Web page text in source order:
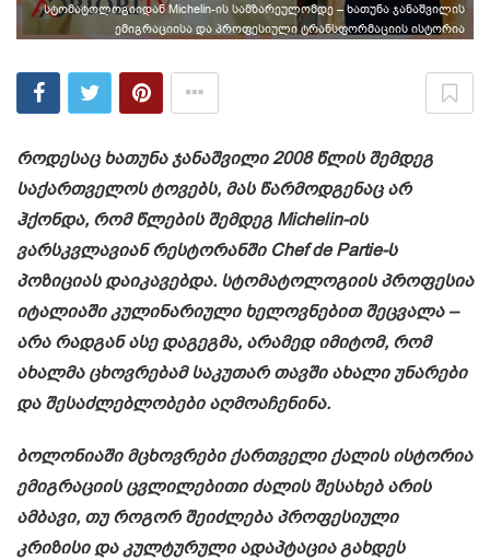
სტომატოლოგიიდან Michelin-ის სამზარეულომდე – ხათუნა ჯანაშვილის
ემიგრაციისა და პროფესიული ტრანსფორმაციის ისტორია
როდესაც ხათუნა ჯანაშვილი 2008 წლის შემდეგ
საქართველოს ტოვებს, მას წარმოდგენაც არ
ჰქონდა, რომ წლების შემდეგ Michelin-ის
ვარსკვლავიან რესტორანში Chef de Partie-ს
პოზიციას დაიკავებდა. სტომატოლოგიის პროფესია
იტალიაში კულინარიული ხელოვნებით შეცვალა –
არა რადგან ასე დაგეგმა, არამედ იმიტომ, რომ
ახალმა ცხოვრებამ საკუთარ თავში ახალი უნარები
და შესაძლებლობები აღმოაჩენინა.
ბოლონიაში მცხოვრები ქართველი ქალის ისტორია
ემიგრაციის ცვლილებითი ძალის შესახებ არის
ამბავი, თუ როგორ შეიძლება პროფესიული
კრიზისი და კულტურული ადაპტაცია გახდეს